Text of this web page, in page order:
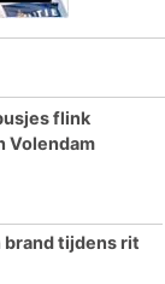
flink
Volendam
brand tijdens rit